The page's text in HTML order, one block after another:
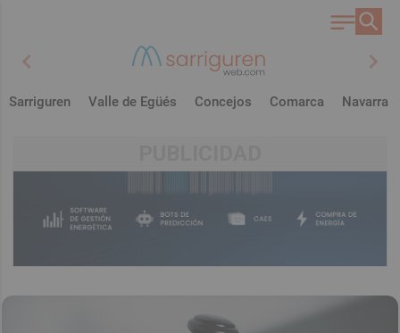
chevron_left chevron_right
Sarriguren Valle de Egüés Concejos Comarca Navarra